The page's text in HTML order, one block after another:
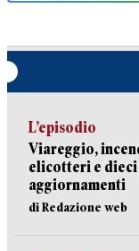
L’episodio
Viareggio,
elicotteri e dieci
aggiornamenti
di Redazione web